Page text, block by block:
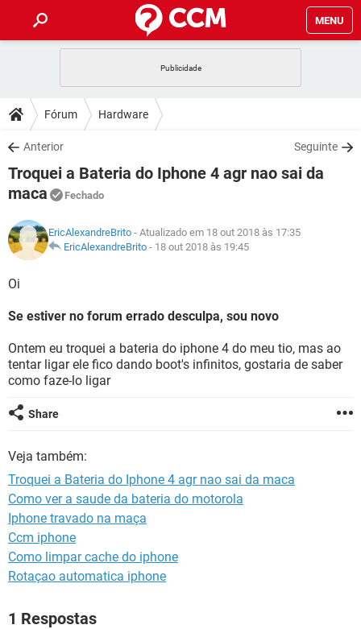
MENU
CELULAR
OUTLOOK
INSTAGRAM GMAIL
GUIA DE COMPRAS
DICAS
JOGOS
OUTLOOK
GUIA DE COMPRAS
DOWNLOADS
JOGOS WHATSAPP
CELULAR
OUTLOOK EXCEL
INSTAGRAM
GUIA DE COMPRAS
FÓRUM
CELULAR FACEBOOK
GLOSSÁRIO
JOGOS
CELULAR
OUTLOOK EXCEL
GUIA DE COMPRAS
Fórum Hardware
Anterior Seguinte
Troquei a Bateria do Iphone 4 agr nao sai da
maca
Fechado
EricAlexandreBrito - Atualizado em 18 out 2018 às 17:35
EricAlexandreBrito - 18 out 2018 às 19:45
Oi
Se estiver no forum errado desculpa, sou novo
Ontem eu troquei a bateria do iphone 4 do meu tio, mas ao
tentar ligar ele fico dando boot's infinitos, gostaria de saber
como faze-lo ligar
Share
Veja também:
Troquei a Bateria do Iphone 4 agr nao sai da maca
Como ver a saude da bateria do motorola
Iphone travado na maça
Ccm iphone
Como limpar cache do iphone
Rotaçao automatica iphone
1 Respostas